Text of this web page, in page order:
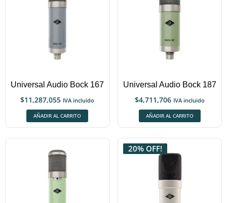
Universal Audio Bock 167
$11,287,055 IVA incluido
AÑADIR AL CARRITO
Universal Audio Bock 187
$4,711,706 IVA incluido
AÑADIR AL CARRITO
20% OFF!